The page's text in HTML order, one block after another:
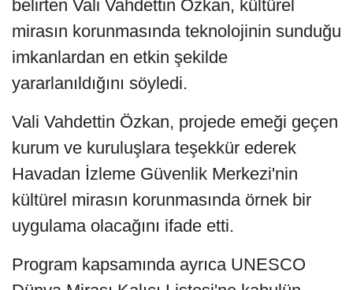
belirten Vali Vahdettin Özkan, kültürel
mirasın korunmasında teknolojinin sunduğu
imkanlardan en etkin şekilde
yararlanıldığını söyledi.
Vali Vahdettin Özkan, projede emeği geçen
kurum ve kuruluşlara teşekkür ederek
Havadan İzleme Güvenlik Merkezi'nin
kültürel mirasın korunmasında örnek bir
uygulama olacağını ifade etti.
Program kapsamında ayrıca UNESCO